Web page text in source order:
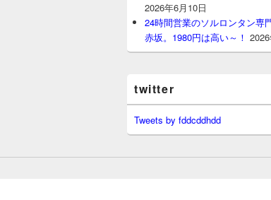
2026年6月10日
24時間営業のソルロンタン専
赤坂。1980円は高い～！
twitter
Tweets by fddcddhdd